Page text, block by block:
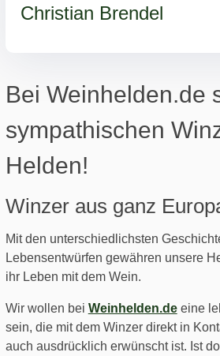
Christian Brendel
Bei Weinhelden.de
sympathischen
Helden!
Winzer aus ganz
Mit den unterschiedlichsten
Lebensentwürfen gewähren unsere
ihr Leben mit dem Wein.
Wir wollen bei Weinhelden.de eine
sein, die mit dem Winzer direkt in
auch ausdrücklich erwünscht ist. Ist